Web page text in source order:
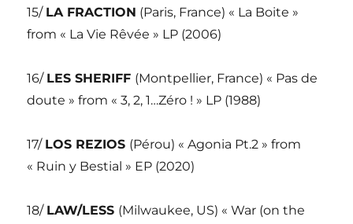
15/ LA FRACTION (Paris, France) « La Boite »
from « La Vie Rêvée » LP (2006)
16/ LES SHERIFF (Montpellier, France) « Pas de
doute » from « 3, 2, 1…Zéro ! » LP (1988)
17/ LOS REZIOS (Pérou) « Agonia Pt.2 » from
« Ruin y Bestial » EP (2020)
18/ LAW/LESS (Milwaukee, US) « War (on the